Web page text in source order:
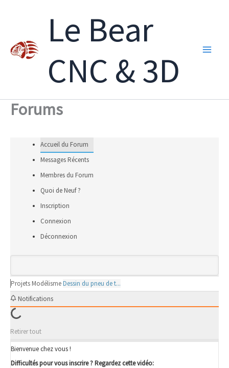
Le Bear
CNC & 3D
Forums
Accueil du Forum
Messages Récents
Membres du Forum
Quoi de Neuf ?
Inscription
Connexion
Déconnexion
Projets ModélismeDessin du pneu de t...
Notifications
Retirer tout
Bienvenue chez vous !
Difficultés pour vous inscrire ? Regardez cette vidéo: